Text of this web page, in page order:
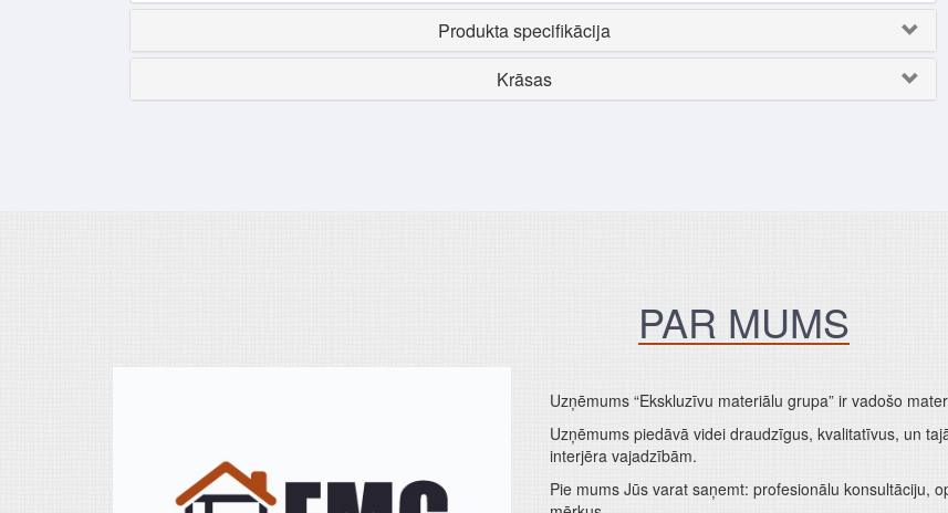
Produkta specifikācija
Krāsas
PAR MUMS
Uzņēmums “Ekskluzīvu materiālu grupa” ir vadošo
Uzņēmums piedāvā videi draudzīgus, kvalitatīvus, un
interjēra vajadzībām.
Pie mums Jūs varat saņemt: profesionālu konsultāciju,